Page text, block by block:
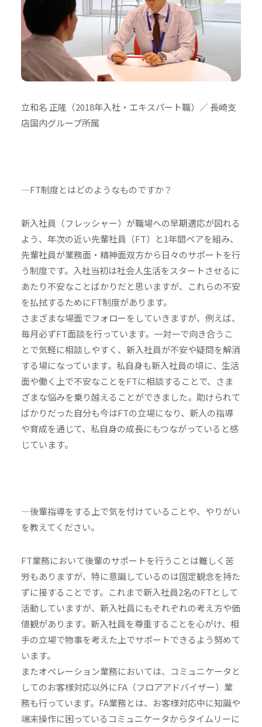
立和名 正隆（2018年入社・エキスパート職）／ 長崎支
店国内グループ所属
―FT制度とはどのようなものですか？
新入社員（フレッシャー）が職場への早期適応が図れる
よう、年次の近い先輩社員（FT）と1年間ペアを組み、
先輩社員が業務面・精神面双方から日々のサポートを行
う制度です。入社当初は社会人生活をスタートさせるに
あたり不安なことばかりだと思いますが、これらの不安
を払拭するためにFT制度があります。
さまざまな場面でフォローをしていきますが、例えば、
毎月必ずFT面談を行っています。一対一で向き合うこ
とで気軽に相談しやすく、新入社員が不安や疑問を解消
する場になっています。私自身も新入社員の頃に、生活
面や働く上で不安なことをFTに相談することで、さま
ざまな悩みを乗り越えることができました。助けられて
ばかりだった自分も今はFTの立場になり、新人の指導
や育成を通じて、私自身の成長にもつながっていると感
じています。
―後輩指導をする上で気を付けていることや、やりがい
を教えてください。
FT業務において後輩のサポートを行うことは難しく苦
労もありますが、特に意識しているのは固定観念を持た
ずに接することです。これまで新入社員2名のFTとして
活動していますが、新入社員にもそれぞれの考え方や価
値観があります。新入社員を尊重することを心がけ、相
手の立場で物事を考えた上でサポートできるよう努めて
います。
またオペレーション業務においては、コミュニケータと
してのお客様対応以外にFA（フロアアドバイザー）業
務も行っています。FA業務とは、お客様対応中に知識や
端末操作に困っているコミュニケータからタイムリーに